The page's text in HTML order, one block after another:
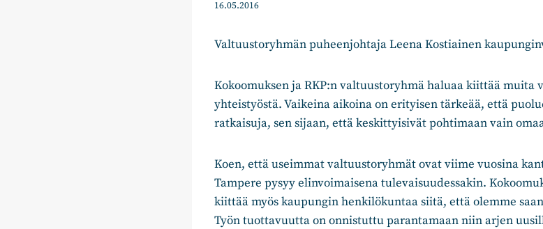
16.05.2016
Valtuustoryhmän puheenjohtaja Leena Kostiainen
Kokoomuksen ja RKP:n valtuustoryhmä haluaa kiittää muita
yhteistyöstä. Vaikeina aikoina on erityisen tärkeää, että
ratkaisuja, sen sijaan, että keskittyisivät pohtimaan vain
Koen, että useimmat valtuustoryhmät ovat viime vuosina
Tampere pysyy elinvoimaisena tulevaisuudessakin.
kiittää myös kaupungin henkilökuntaa siitä, että olemme
Työn tuottavuutta on onnistuttu parantamaan niin arjen